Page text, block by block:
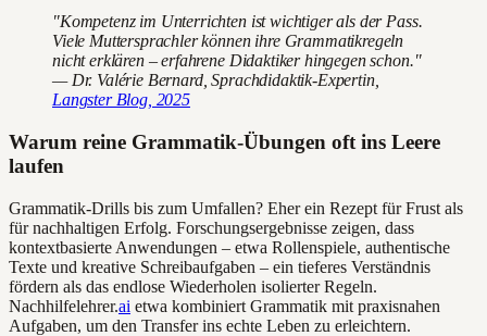
"Kompetenz im Unterrichten ist wichtiger als der Pass.
Viele Muttersprachler können ihre Grammatikregeln
nicht erklären – erfahrene Didaktiker hingegen schon."
— Dr. Valérie Bernard, Sprachdidaktik-Expertin,
Langster Blog, 2025
Warum reine Grammatik-Übungen oft ins Leere
laufen
Grammatik-Drills bis zum Umfallen? Eher ein Rezept für Frust als
für nachhaltigen Erfolg. Forschungsergebnisse zeigen, dass
kontextbasierte Anwendungen – etwa Rollenspiele, authentische
Texte und kreative Schreibaufgaben – ein tieferes Verständnis
fördern als das endlose Wiederholen isolierter Regeln.
Nachhilfelehrer.ai etwa kombiniert Grammatik mit praxisnahen
Aufgaben, um den Transfer ins echte Leben zu erleichtern.